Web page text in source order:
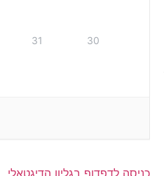
30
31
כניסה לדפדוף בגליון הדיגטאלי